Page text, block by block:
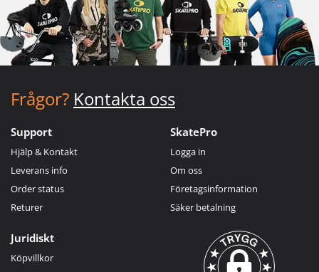
Frågor? Kontakta oss
Support
Hjälp & Kontakt
Leverans info
Order status
Returer
SkatePro
Logga in
Om oss
Företagsinformation
Säker betalning
Juridiskt
Köpvillkor